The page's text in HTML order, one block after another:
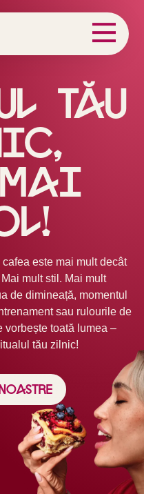
tău
este mai mult decât
mult stil. Mai mult
de dimineață, momentul
sau rulourile de
vorbește toată lumea –
tău zilnic!